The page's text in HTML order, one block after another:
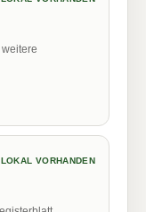
LOKAL VORHANDEN